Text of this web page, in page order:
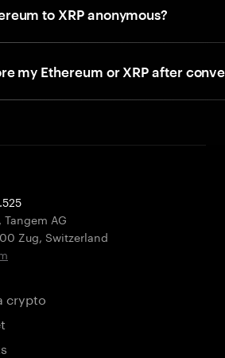
to XRP anonymous?
my Ethereum or XRP after
AG
Zug, Switzerland
crypto